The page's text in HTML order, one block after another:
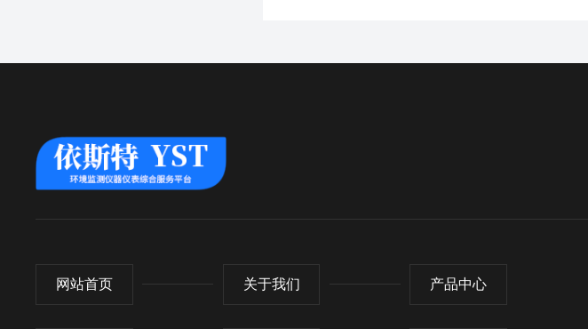
网站首页 关于我们 产品中心